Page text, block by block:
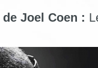
de Joel Coen :